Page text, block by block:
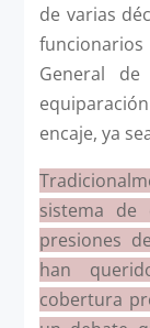
de varias
General
encaje, ya
sistema de
presiones
han
cobertura